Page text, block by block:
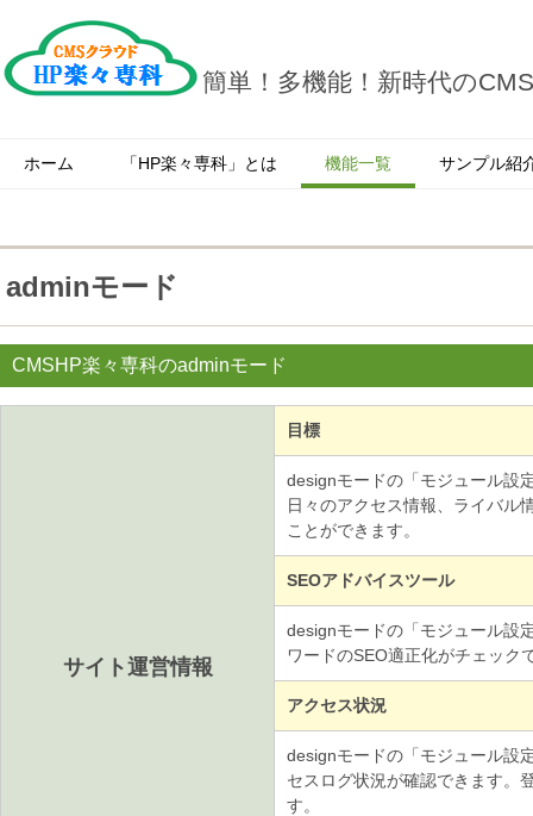
簡単！多機能！新時代の
ホーム 「HP楽々専科」とは 機能一覧 サンプル紹
adminモード
CMSHP楽々専科のadminモード
サイト運営情報
目標
designモードの「モジュール設
日々のアクセス情報、ライバル
ことができます。
SEOアドバイスツール
designモードの「モジュール設
ワードのSEO適正化がチェック
アクセス状況
designモードの「モジュール設
セスログ状況が確認できます。
す。
CMSクラウドHP楽
テンプレート